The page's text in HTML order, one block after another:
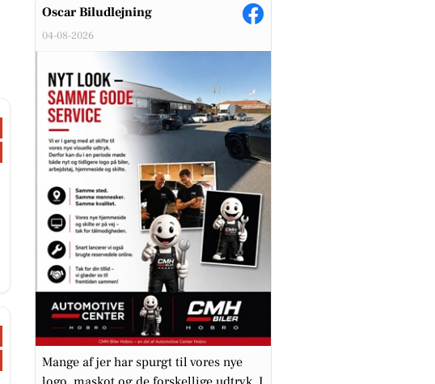
Oscar Biludlejning
04-08-2026
Mange af jer har spurgt til vores nye